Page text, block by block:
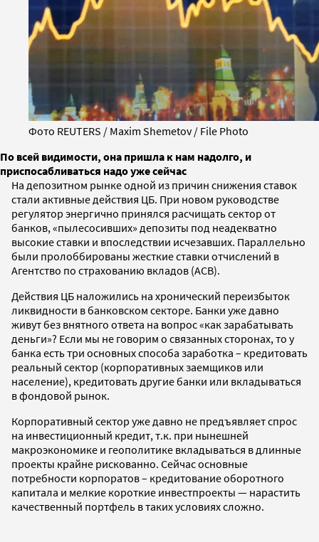
Фото REUTERS / Maxim Shemetov / File Photo
По всей видимости, она пришла к нам надолго, и
приспосабливаться надо уже сейчас
На депозитном рынке одной из причин снижения ставок
стали активные действия ЦБ. При новом руководстве
регулятор энергично принялся расчищать сектор от
банков, «пылесосивших» депозиты под неадекватно
высокие ставки и впоследствии исчезавших. Параллельно
были пролоббированы жесткие ставки отчислений в
Агентство по страхованию вкладов (АСВ).
Действия ЦБ наложились на хронический переизбыток
ликвидности в банковском секторе. Банки уже давно
живут без внятного ответа на вопрос «как зарабатывать
деньги»? Если мы не говорим о связанных сторонах, то у
банка есть три основных способа заработка – кредитовать
реальный сектор (корпоративных заемщиков или
население), кредитовать другие банки или вкладываться
в фондовой рынок.
Корпоративный сектор уже давно не предъявляет спрос
на инвестиционный кредит, т.к. при нынешней
макроэкономике и геополитике вкладываться в длинные
проекты крайне рискованно. Сейчас основные
потребности корпоратов – кредитование оборотного
капитала и мелкие короткие инвестпроекты — нарастить
качественный портфель в таких условиях сложно.